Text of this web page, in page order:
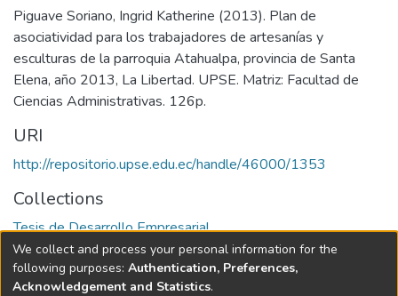
Piguave Soriano, Ingrid Katherine (2013). Plan de
asociatividad para los trabajadores de artesanías y
esculturas de la parroquia Atahualpa, provincia de Santa
Elena, año 2013, La Libertad. UPSE. Matriz: Facultad de
Ciencias Administrativas. 126p.
URI
http://repositorio.upse.edu.ec/handle/46000/1353
Collections
Tesis de Desarrollo Empresarial
Full item page
We collect and process your personal information for the
following purposes: Authentication, Preferences,
Acknowledgement and Statistics.